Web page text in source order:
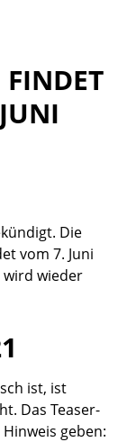
Die
vom 7. Juni
wird wieder
ist, ist
Das Teaser-
geben: